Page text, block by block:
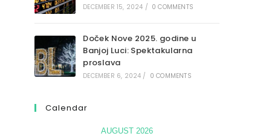
DECEMBER 15, 2024 / 0 COMMENTS
Doček Nove 2025. godine u
Banjoj Luci: Spektakularna
proslava
DECEMBER 6, 2024 / 0 COMMENTS
Calendar
AUGUST 2026